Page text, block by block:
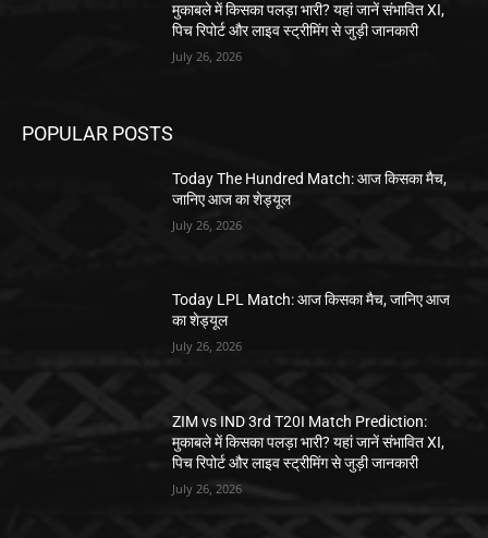
मुकाबले में किसका पलड़ा भारी? यहां जानें संभावित XI,
पिच रिपोर्ट और लाइव स्ट्रीमिंग से जुड़ी जानकारी
July 26, 2026
POPULAR POSTS
Today The Hundred Match: आज किसका मैच,
जानिए आज का शेड्यूल
July 26, 2026
Today LPL Match: आज किसका मैच, जानिए आज
का शेड्यूल
July 26, 2026
ZIM vs IND 3rd T20I Match Prediction:
मुकाबले में किसका पलड़ा भारी? यहां जानें संभावित XI,
पिच रिपोर्ट और लाइव स्ट्रीमिंग से जुड़ी जानकारी
July 26, 2026